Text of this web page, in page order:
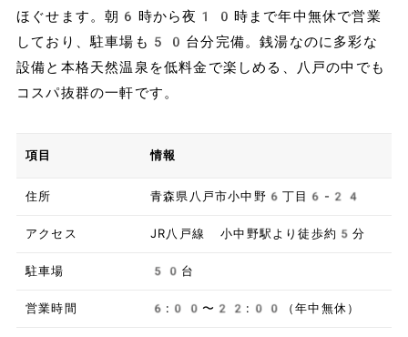
ほぐせます。朝6時から夜10時まで年中無休で営業
しており、駐車場も50台分完備。銭湯なのに多彩な
設備と本格天然温泉を低料金で楽しめる、八戸の中でも
コスパ抜群の一軒です。
項目 情報
住所 青森県八戸市小中野6丁目6-24
アクセス JR八戸線 小中野駅より徒歩約5分
駐車場 50台
営業時間 6:00〜22:00（年中無休）